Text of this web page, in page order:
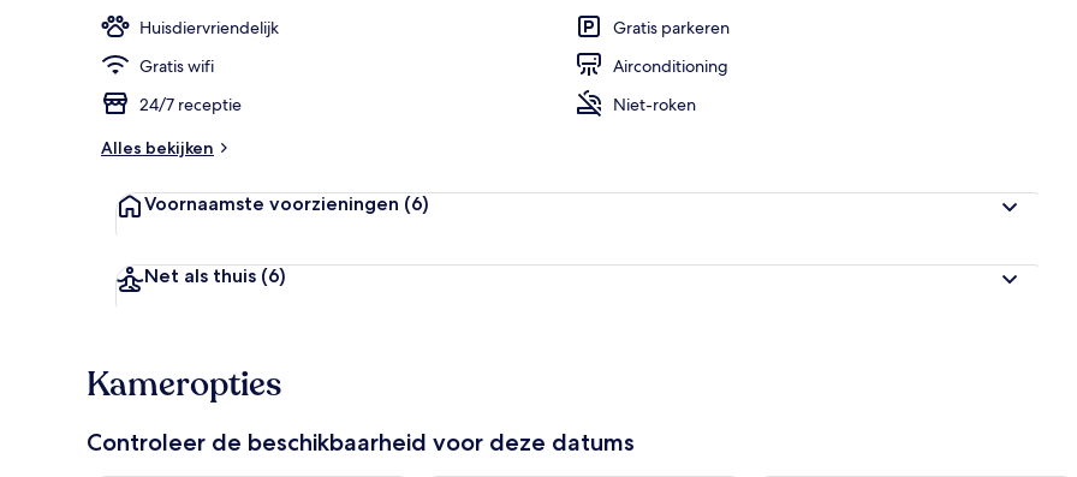
Huisdiervriendelijk
Gratis parkeren
Gratis wifi
Airconditioning
24/7 receptie
Niet-roken
Alles bekijken
Voornaamste voorzieningen (6)
Net als thuis (6)
Kameropties
Controleer de beschikbaarheid voor deze datums